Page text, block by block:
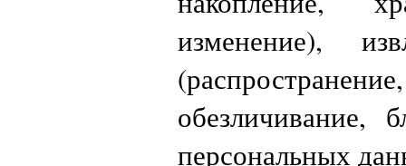
изменение),
обезличивание,
персональных